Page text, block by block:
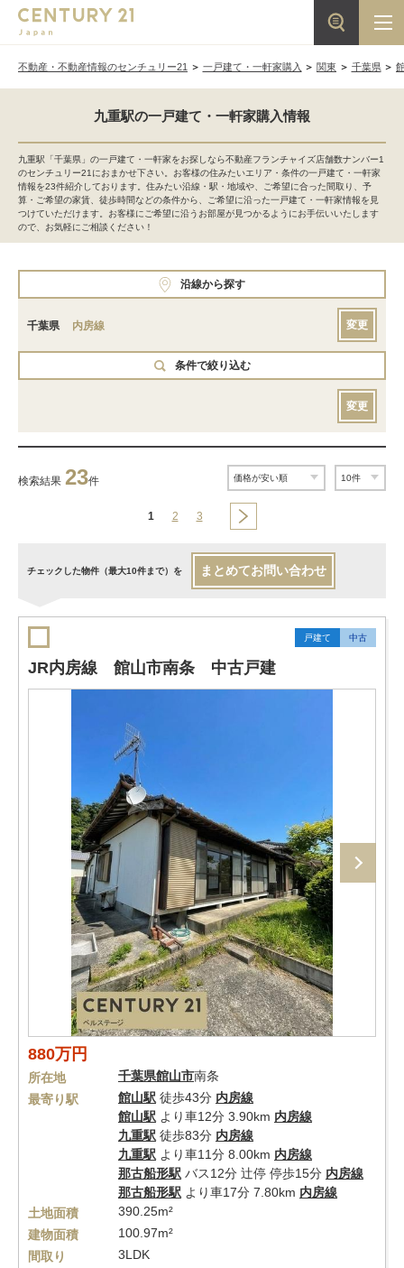
不動産・不動産情報のセンチュリー21 一戸建て・一軒家購入 関東 千葉県
九重駅の一戸建て・一軒家購入情報
九重駅「千葉県」の一戸建て・一軒家をお探しなら不動産フランチャイズ店舗数ナンバー1
のセンチュリー21におまかせ下さい。お客様の住みたいエリア・条件の一戸建て・一軒家
情報を23件紹介しております。住みたい沿線・駅・地域や、ご希望に合った間取り、予
算・ご希望の家賃、徒歩時間などの条件から、ご希望に沿った一戸建て・一軒家情報を見
つけていただけます。お客様にご希望に沿うお部屋が見つかるようにお手伝いいたします
ので、お気軽にご相談ください！
沿線から探す
千葉県 内房線 変更
条件で絞り込む
変更
検索結果 23件
1 2 3
チェックした物件（最大10件まで）を まとめてお問い合わせ
戸建て 中古
JR内房線 館山市南条 中古戸建
880万円
所在地 千葉県館山市南条
最寄り駅
館山駅 徒歩43分 内房線
館山駅 より車12分 3.90km 内房線
九重駅 徒歩83分 内房線
九重駅 より車11分 8.00km 内房線
那古船形駅 バス12分 辻停 停歩15分 内房線
那古船形駅 より車17分 7.80km 内房線
土地面積
390.25m²
建物面積
100.97m²
間取り
3LDK